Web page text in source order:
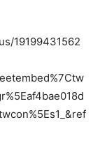
19199431562